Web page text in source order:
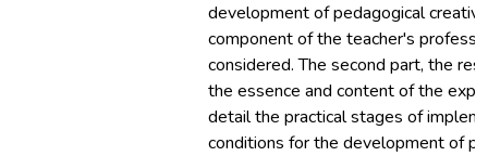
development of pedagogical
component of the teacher's
considered. The second part, the
the essence and content of the
detail the practical stages of
conditions for the development of